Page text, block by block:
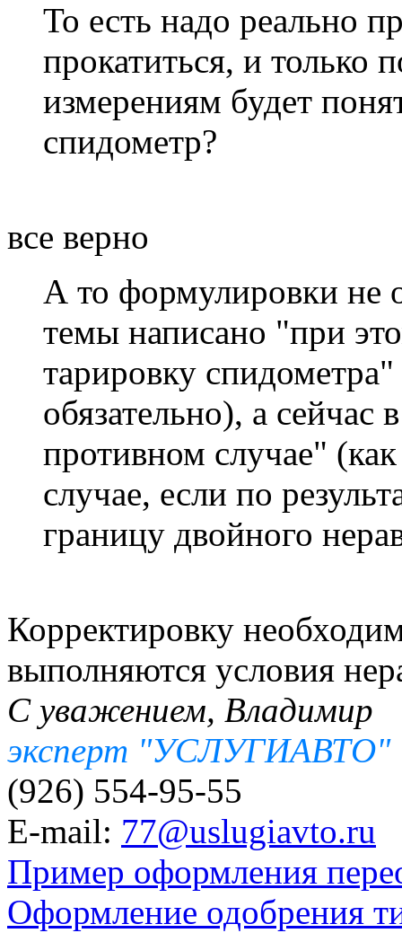
То есть надо реально
прокатиться, и только
измерениям будет
спидометр?
все верно
А то формулировки не
темы написано "при
тарировку спидометра"
обязательно), а сейчас
противном случае"
случае, если по
границу двойного
Корректировку
выполняются условия
С уважением, Владимир
эксперт "УСЛУГИАВТО"
(926) 554-95-55
E-mail: 77@uslugiavto.ru
Пример оформления
Оформление одобрения